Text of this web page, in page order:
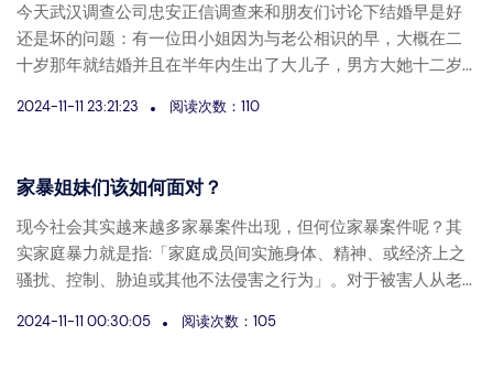
今天武汉调查公司忠安正信调查来和朋友们讨论下结婚早是好
还是坏的问题：有一位田小姐因为与老公相识的早，大概在二
十岁那年就结婚并且在半年内生出了大儿子，男方大她十二岁...
2024-11-11 23:21:23 阅读次数：110
家暴姐妹们该如何面对？
现今社会其实越来越多家暴案件出现，但何位家暴案件呢？其
实家庭暴力就是指:「家庭成员间实施身体、精神、或经济上之
骚扰、控制、胁迫或其他不法侵害之行为」。对于被害人从老...
2024-11-11 00:30:05 阅读次数：105